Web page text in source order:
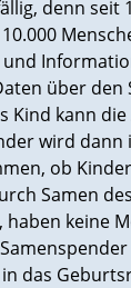
denn seit
über den
Kind kann
wird
ob
Samen
keine
das